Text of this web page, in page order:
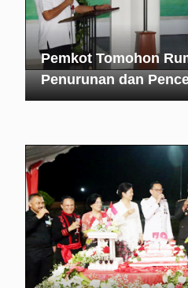
Pemkot Tomohon
Penurunan dan